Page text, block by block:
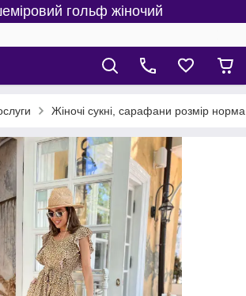
гольф жіночий
Жіночі сукні, сарафани розмір норма